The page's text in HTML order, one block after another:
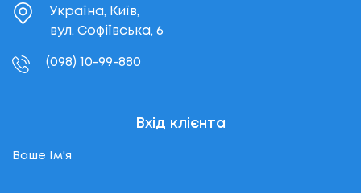
Україна, Київ,
вул. Софіївська, 6
(098) 10-99-880
Вхід клієнта